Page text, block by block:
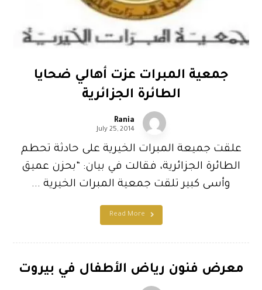
جمعية المبرات عزت أهالي ضحايا
الطائرة الجزائرية
Rania
July 25, 2014
علقت جميعة المبرات الخيرية على حادثة تحطم
الطائرة الجزائرية، فقالت في بيان: “بحزن عميق
وأسى كبير تلقت جمعية المبرات الخيرية ...
Read More
معرض فنون رياض الأطفال في بيروت